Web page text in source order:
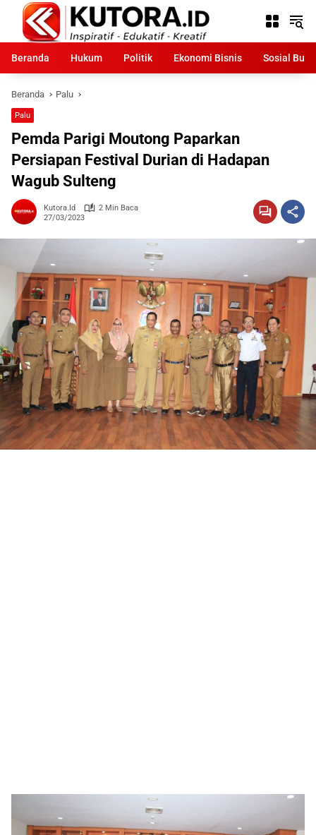
Langsung
konten
Beranda
Hukum Politik Ekonomi Bisnis Sosial
Beranda Palu
Palu
Pemda Parigi Moutong Paparkan
Persiapan Festival Durian di Hadapan
Wagub Sulteng
Kutora.id
2 Min Baca
27/03/2023